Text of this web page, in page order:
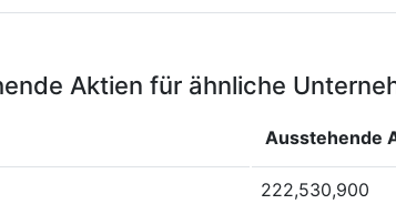
Aktien für ähnliche
Ausstehende
222,530,900